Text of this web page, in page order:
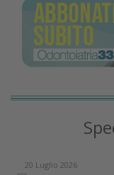
20 Luglio 2026